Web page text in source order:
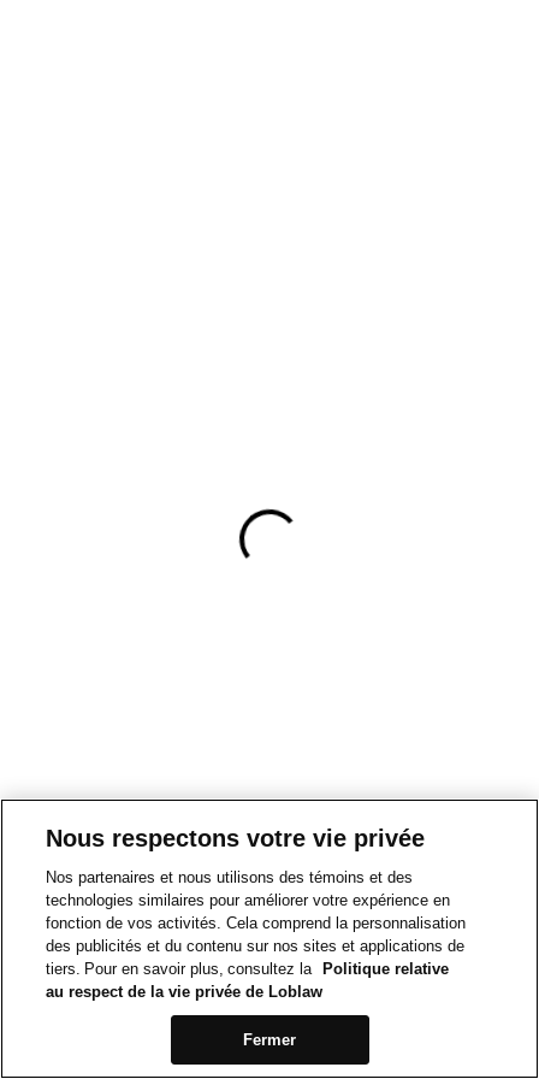
Nous respectons votre vie privée
Nos partenaires et nous utilisons des témoins et des
technologies similaires pour améliorer votre expérience en
fonction de vos activités. Cela comprend la personnalisation
des publicités et du contenu sur nos sites et applications de
tiers. Pour en savoir plus, consultez la
Politique relative
au respect de la vie privée de Loblaw
Fermer